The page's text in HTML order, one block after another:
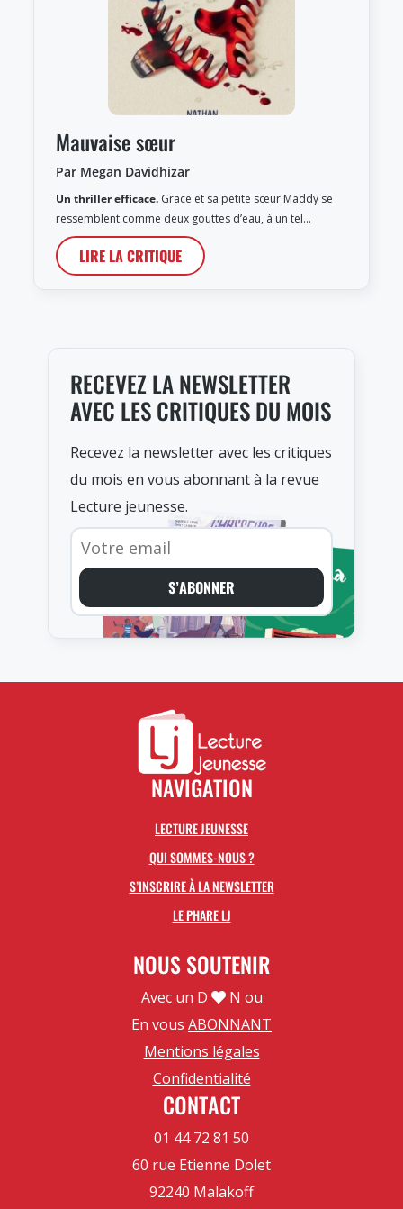
Mauvaise sœur
Par Megan Davidhizar
Un thriller efficace. Grace et sa petite sœur Maddy se
ressemblent comme deux gouttes d’eau, à un tel…
LIRE LA CRITIQUE
RECEVEZ LA NEWSLETTER
AVEC LES CRITIQUES DU MOIS
Recevez la newsletter avec les critiques
du mois en vous abonnant à la revue
Lecture jeunesse.
S’ABONNER
NAVIGATION
LECTURE JEUNESSE
QUI SOMMES-NOUS ?
S’INSCRIRE À LA NEWSLETTER
LE PHARE LJ
NOUS SOUTENIR
Avec un D
N ou
En vous ABONNANT
Mentions légales
Confidentialité
CONTACT
01 44 72 81 50
60 rue Etienne Dolet
92240 Malakoff